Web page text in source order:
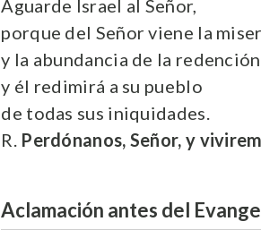
Aguarde Israel al Señor,
porque del Señor viene la
y la abundancia de la
y él redimirá a su pueblo
de todas sus iniquidades.
R. Perdónanos, Señor, y
Aclamación antes del